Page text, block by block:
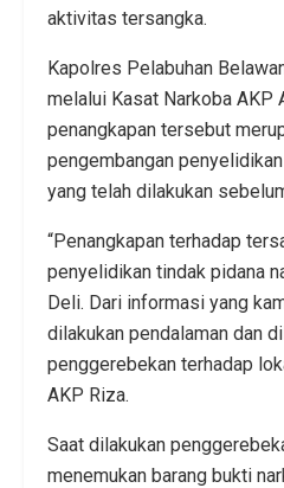
aktivitas tersangka.
Kapolres Pelabuhan
melalui Kasat Narkoba AKP
penangkapan tersebut
pengembangan
yang telah dilakukan
“Penangkapan terhadap
penyelidikan tindak pidana
Deli. Dari informasi yang
dilakukan pendalaman dan
penggerebekan terhadap
AKP Riza.
Saat dilakukan
menemukan barang bukti